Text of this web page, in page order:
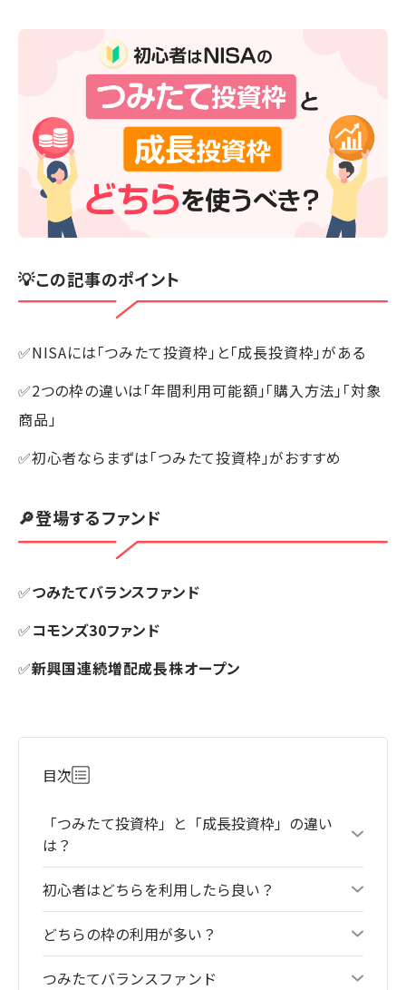
💡この記事のポイント
✅NISAには「つみたて投資枠」と「成長投資枠」がある
✅2つの枠の違いは「年間利用可能額」「購入方法」「対象
商品」
✅初心者ならまずは「つみたて投資枠」がおすすめ
🔎登場するファンド
✅つみたてバランスファンド
✅コモンズ30ファンド
✅新興国連続増配成長株オープン
目次
「つみたて投資枠」と「成長投資枠」の違い
は？
初心者はどちらを利用したら良い？
どちらの枠の利用が多い？
つみたてバランスファンド